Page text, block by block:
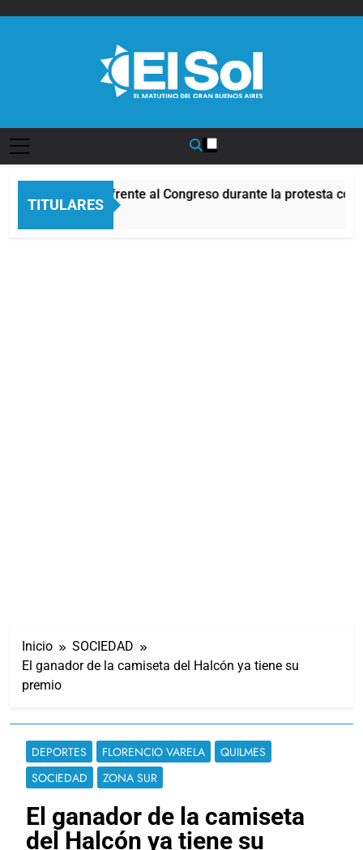
TITULARES
Incidentes frente al Congreso durante la protesta
9 Horas Atrás
Inicio
SOCIEDAD
El ganador de la camiseta del Halcón ya tiene su
premio
DEPORTES FLORENCIO VARELA
QUILMES
SOCIEDAD
ZONA SUR
El ganador de la camiseta
del Halcón ya tiene su